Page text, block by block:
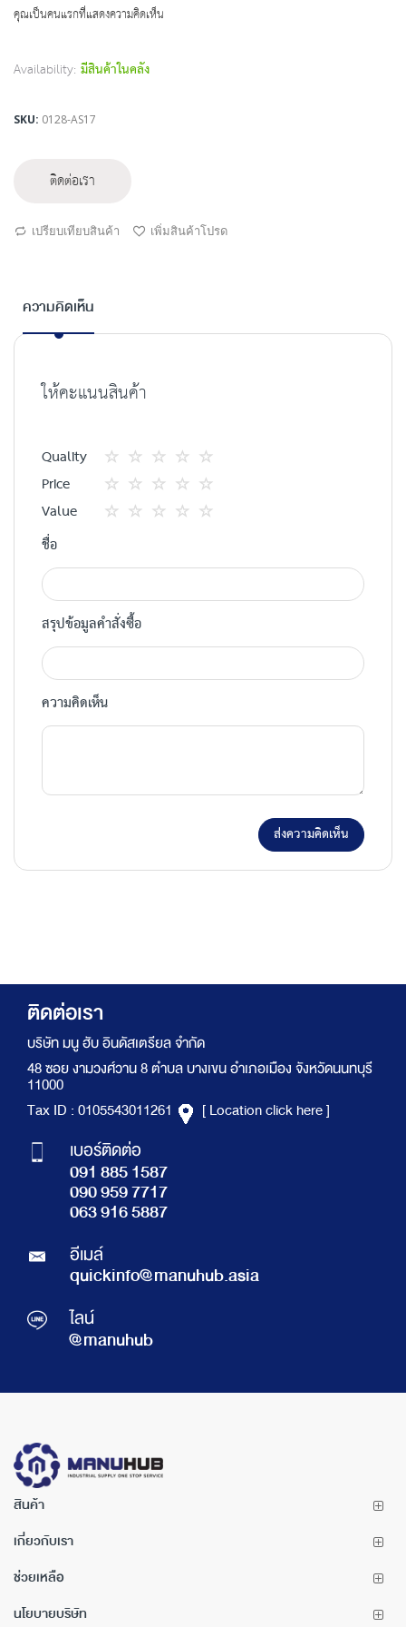
คุณเป็นคนแรกที่แสดงความคิดเห็น
Availability: มีสินค้าในคลัง
SKU 0128-AS17
ติดต่อเรา
เปรียบเทียบสินค้า เพิ่มสินค้าโปรด
ความคิดเห็น
ให้คะแนนสินค้า
Quality
1
star
2
ดาว
3
ดาว
4
ดาว
5
ดาว
Price
1
2
3
4
5
Value
ชื่อ
สรุปข้อมูลคำสั่งซื้อ
ความคิดเห็น
ส่งความคิดเห็น
ติดต่อเรา
บริษัท มนู ฮับ อินดัสเตรียล จำกัด
48 ซอย งามวงศ์วาน 8 ตำบล บางเขน อำเภอเมือง จังหวัดนนทบุรี
11000
Tax ID : 0105543011261
[ Location click here ]
เบอร์ติดต่อ
091 885 1587
090 959 7717
063 916 5887
อีเมล์
quickinfo@manuhub.asia
ไลน์
@manuhub
สินค้า
เกี่ยวกับเรา
ช่วยเหลือ
นโยบายบริษัท